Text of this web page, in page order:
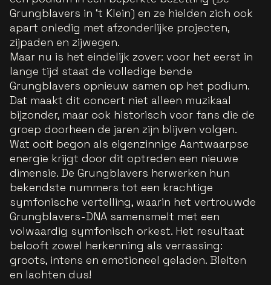
Grungblavers in ‘t Klein) en ze hielden zich ook
apart onledig met afzonderlijke projecten,
zijpaden en zijwegen.
Maar nu is het eindelijk zover: voor het eerst in
lange tijd staat de volledige bende
Grungblavers opnieuw samen op het podium.
Dat maakt dit concert niet alleen muzikaal
bijzonder, maar ook historisch voor fans die de
groep doorheen de jaren zijn blijven volgen.
Wat ooit begon als eigenzinnige Aantwaarpse
energie krijgt door dit optreden een nieuwe
dimensie. De Grungblavers herwerken hun
bekendste nummers tot een krachtige
symfonische vertelling, waarin het vertrouwde
Grungblavers-DNA samensmelt met een
volwaardig symfonisch orkest. Het resultaat
belooft zowel herkenning als verrassing:
groots, intens en emotioneel geladen. Bleiten
en lachten dus!